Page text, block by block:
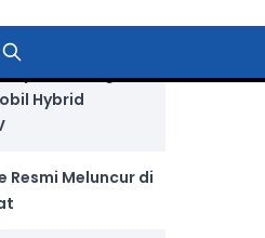
Dijual Seharga
Hybrid
Resmi Meluncur di